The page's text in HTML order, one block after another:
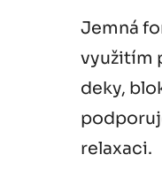
Jemná
využitím
deky,
relaxaci.